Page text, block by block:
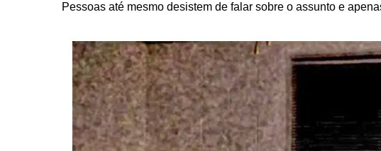
Pessoas até mesmo desistem de falar sobre o assunto e